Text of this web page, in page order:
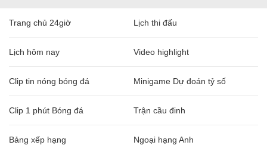
Trang chủ 24giờ Lịch thi đấu
Lịch hôm nay Video highlight
Clip tin nóng bóng đá Minigame Dự đoán tỷ số
Clip 1 phút Bóng đá Trận cầu đinh
Bảng xếp hạng Ngoại hạng Anh